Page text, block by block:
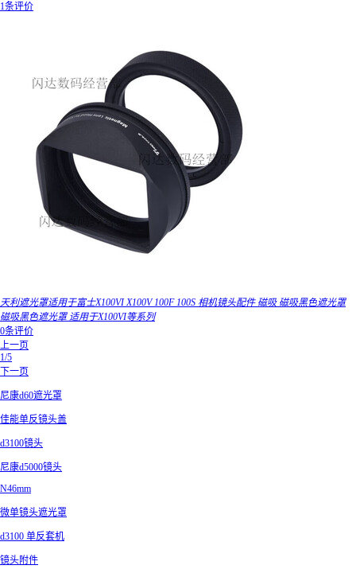
1条评价
天利遮光罩适用于富士X100VI X100V 100F 100S 相机镜头配件 磁吸 磁吸黑色遮光罩
磁吸黑色遮光罩 适用于X100VI等系列
0条评价
上一页
1/5
下一页
尼康d60遮光罩
佳能单反镜头盖
d3100镜头
尼康d5000镜头
N46mm
微单镜头遮光罩
d3100 单反套机
镜头附件